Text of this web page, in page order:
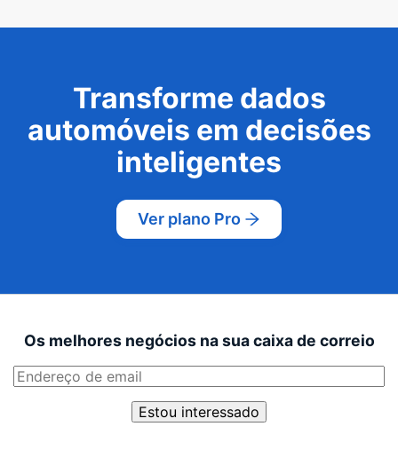
Transforme dados
automóveis em decisões
inteligentes
Ver plano Pro
Os melhores negócios na sua caixa de correio
Estou interessado